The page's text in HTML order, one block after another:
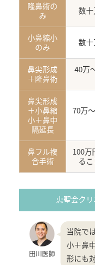
隆鼻術の
み
数
小鼻縮小
のみ
数
鼻尖形成
＋隆鼻術
40万
鼻尖形成
＋小鼻縮
小＋鼻中
隔延長
70万
鼻フル複
合手術
100万
る
恵聖会ク
田川医師
当院で
小＋鼻
形にも